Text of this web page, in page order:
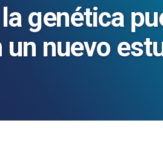
genética
nuevo